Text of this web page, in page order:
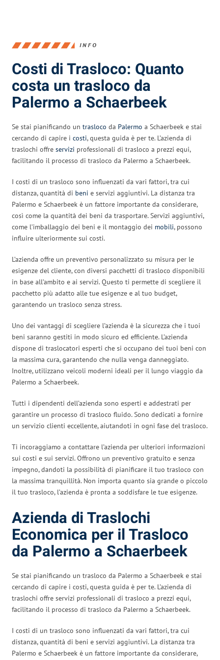
INFO
Costi di Trasloco: Quanto
costa un trasloco da
Palermo a Schaerbeek
Se stai pianificando un trasloco da Palermo a Schaerbeek e stai
cercando di capire i costi, questa guida è per te. L’azienda di
traslochi offre servizi professionali di trasloco a prezzi equi,
facilitando il processo di trasloco da Palermo a Schaerbeek.
I costi di un trasloco sono influenzati da vari fattori, tra cui
distanza, quantità di beni e servizi aggiuntivi. La distanza tra
Palermo e Schaerbeek è un fattore importante da considerare,
così come la quantità dei beni da trasportare. Servizi aggiuntivi,
come l’imballaggio dei beni e il montaggio dei mobili, possono
influire ulteriormente sui costi.
L’azienda offre un preventivo personalizzato su misura per le
esigenze del cliente, con diversi pacchetti di trasloco disponibili
in base all’ambito e ai servizi. Questo ti permette di scegliere il
pacchetto più adatto alle tue esigenze e al tuo budget,
garantendo un trasloco senza stress.
Uno dei vantaggi di scegliere l’azienda è la sicurezza che i tuoi
beni saranno gestiti in modo sicuro ed efficiente. L’azienda
dispone di traslocatori esperti che si occupano dei tuoi beni con
la massima cura, garantendo che nulla venga danneggiato.
Inoltre, utilizzano veicoli moderni ideali per il lungo viaggio da
Palermo a Schaerbeek.
Tutti i dipendenti dell’azienda sono esperti e addestrati per
garantire un processo di trasloco fluido. Sono dedicati a fornire
un servizio clienti eccellente, aiutandoti in ogni fase del trasloco.
Ti incoraggiamo a contattare l’azienda per ulteriori informazioni
sui costi e sui servizi. Offrono un preventivo gratuito e senza
impegno, dandoti la possibilità di pianificare il tuo trasloco con
la massima tranquillità. Non importa quanto sia grande o piccolo
il tuo trasloco, l’azienda è pronta a soddisfare le tue esigenze.
Azienda di Traslochi
Economica per il Trasloco
da Palermo a Schaerbeek
Se stai pianificando un trasloco da Palermo a Schaerbeek e stai
cercando di capire i costi, questa guida è per te. L’azienda di
traslochi offre servizi professionali di trasloco a prezzi equi,
facilitando il processo di trasloco da Palermo a Schaerbeek.
I costi di un trasloco sono influenzati da vari fattori, tra cui
distanza, quantità di beni e servizi aggiuntivi. La distanza tra
Palermo e Schaerbeek è un fattore importante da considerare,